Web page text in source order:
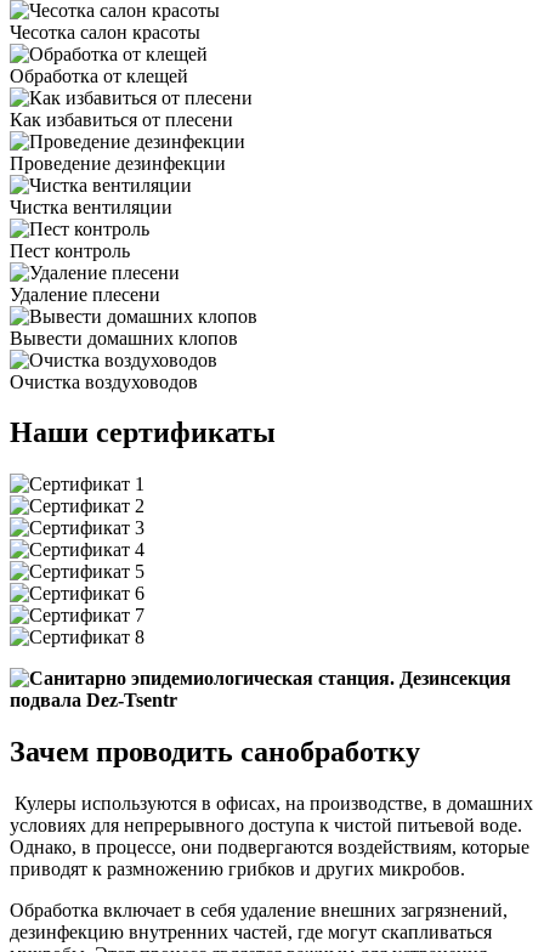
Чесотка салон красоты
Обработка от клещей
Как избавиться от плесени
Проведение дезинфекции
Чистка вентиляции
Пест контроль
Удаление плесени
Вывести домашних клопов
Очистка воздуховодов
Наши сертификаты
Зачем проводить санобработку
Кулеры используются в офисах, на производстве, в домашних
условиях для непрерывного доступа к чистой питьевой воде.
Однако, в процессе, они подвергаются воздействиям, которые
приводят к размножению грибков и других микробов.
Обработка включает в себя удаление внешних загрязнений,
дезинфекцию внутренних частей, где могут скапливаться